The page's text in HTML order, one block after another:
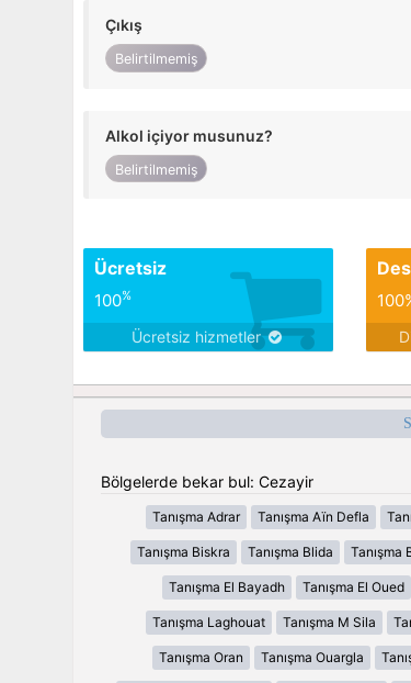
Çıkış
Belirtilmemiş
Alkol içiyor musunuz?
Belirtilmemiş
Ücretsiz
100%
Ücretsiz hizmetler
Bölgelerde bekar bul: Cezayir
Tanışma Adrar Tanışma Aïn Defla
Tanışma Biskra Tanışma Blida Tanışma
Tanışma El Bayadh Tanışma El Oued
Tanışma Laghouat Tanışma M Sila
Tanışma Oran Tanışma Ouargla